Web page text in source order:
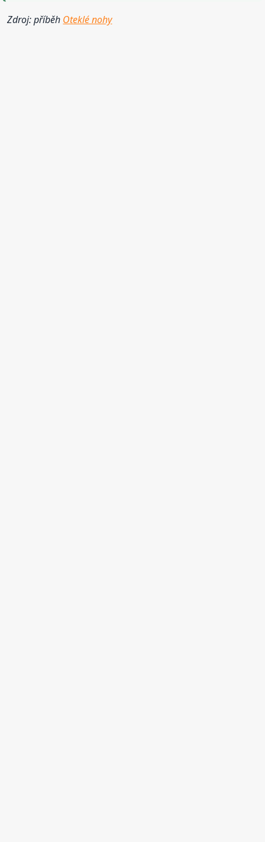
Zdroj: příběh Oteklé nohy